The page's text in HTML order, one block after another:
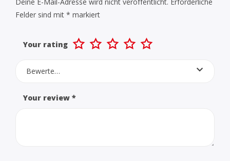
Felder sind mit * markiert
Your rating
Bewerte…
Your review *